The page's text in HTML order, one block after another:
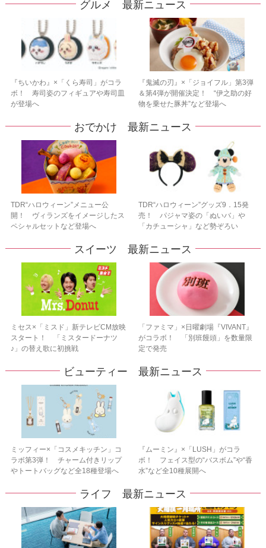
グルメ 最新ニュース
『ちいかわ』×「くら寿司」がコラ
ボ！ 寿司姿のフィギュアや寿司皿
が登場へ
『鬼滅の刃』×「ジョイフル」第3弾
＆第4弾が開催決定！ “伊之助の好
物を乗せた豚丼”など登場へ
おでかけ 最新ニュース
TDR“ハロウィーン”メニュー公
開！ ヴィランズをイメージしたス
ペシャルセットなど登場へ
TDR“ハロウィーン”グッズ9．15発
売！ パジャマ姿の「ぬいバ」や
「カチューシャ」など勢ぞろい
スイーツ 最新ニュース
ミセス×「ミスド」新テレビCM放映
スタート！ 「ミスタードーナツ
♪」の替え歌に初挑戦
「ファミマ」×日曜劇場『VIVANT』
がコラボ！ 「別班饅頭」を数量限
定で発売
ビューティー 最新ニュース
ミッフィー×「コスメキッチン」コ
ラボ第3弾！ チャーム付きリップ
やトートバッグなど全18種登場へ
『ムーミン』×「LUSH」がコラ
ボ！ フェイス型の“バスボム”や“香
水”など全10種展開へ
ライフ 最新ニュース